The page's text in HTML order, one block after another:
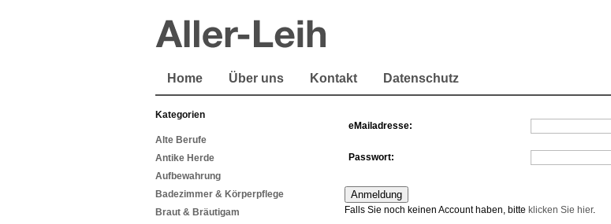
Home Über uns Kontakt Datenschutz
Kategorien
Alte Berufe
Antike Herde
Aufbewahrung
Badezimmer & Körperpflege
Braut & Bräutigam
eMailadresse:
Passwort:
Falls Sie noch keinen Account haben, bitte klicken Sie hier.